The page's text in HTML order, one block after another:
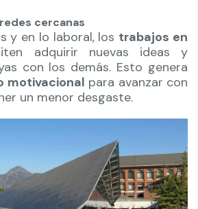
cercanas
y en lo laboral, los trabajos en
adquirir nuevas ideas y
con los demás. Esto genera
motivacional para avanzar con
un menor desgaste.